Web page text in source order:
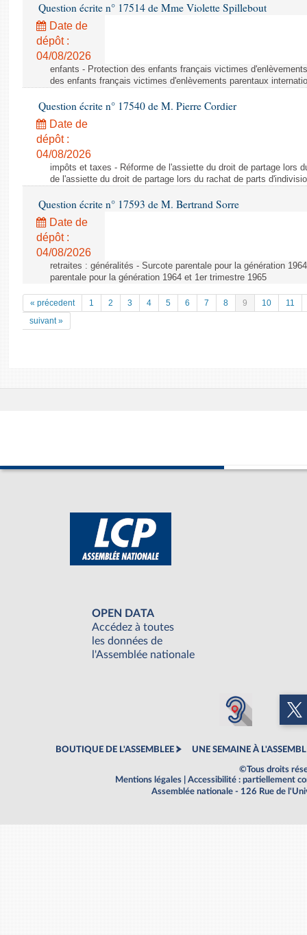
Question écrite n° 17514 de Mme Violette Spillebout
Date de
dépôt :
04/08/2026
enfants - Protection des enfants français victimes
des enfants français victimes d'enlèvements parentaux
Question écrite n° 17540 de M. Pierre Cordier
Date de
dépôt :
04/08/2026
impôts et taxes - Réforme de l'assiette du droit de partage lors
de l'assiette du droit de partage lors du rachat de parts
Question écrite n° 17593 de M. Bertrand Sorre
Date de
dépôt :
04/08/2026
retraites : généralités - Surcote parentale pour la génération
parentale pour la génération 1964 et 1er trimestre 1965
« précedent 1 2 3 4 5 6 7 8 9 10
11
suivant »
OPEN DATA
Accédez à toutes
les données de
l'Assemblée nationale
BOUTIQUE DE L'ASSEMBLEE UNE SEMAINE À
©Tous droits
Mentions légales
Accessibilité : partiellement
Assemblée nationale - 126 Rue de